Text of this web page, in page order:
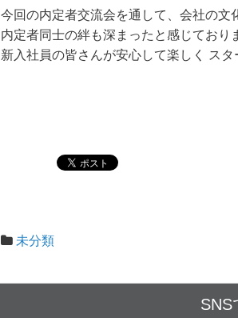
今回の内定者交流会を通して、会社の文
内定者同士の絆も深まったと感じており
新入社員の皆さんが安心して楽しく ス
未分類
SNS